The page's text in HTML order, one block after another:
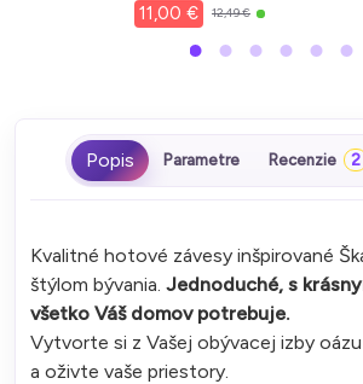
11,00 € 12,49 €
Parametre Recenzie 2
Kvalitné hotové závesy inšpirované
štýlom bývania. Jednoduché, s
všetko Váš domov potrebuje.
Vytvorte si z Vašej obývacej izby
a oživte vaše priestory.